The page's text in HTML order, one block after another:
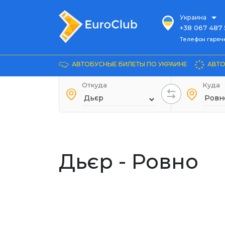
Украина
+38 067 487
Телефон гарячей
Довідка
+38 044 486
+38 067 240
Телефон
АВТОБУСНЫЕ БИЛЕТЫ ПО УКРАИНЕ
Откуда Куда
Дьєр - Ровно